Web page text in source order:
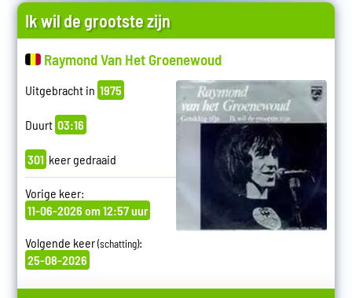
Ik wil de grootste zijn
Raymond Van Het Groenewoud
Uitgebracht in 1975
Duurt 03:16
301 keer gedraaid
Vorige keer:
11-06-2026 om 12:57 uur
Volgende keer(schatting):
25-08-2026